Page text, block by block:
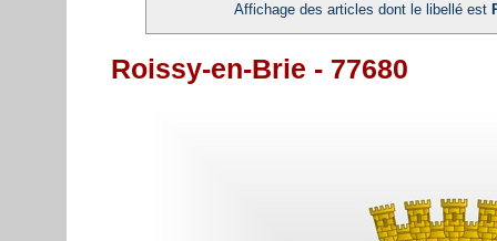
Affichage des articles dont le libellé est
Roissy-en-Brie - 77680